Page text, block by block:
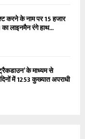
करने के नाम पर 15 हजार
लाइनमैन रंगे हाथ...
के माध्यम से
में 1253 कुख्यात अपराधी